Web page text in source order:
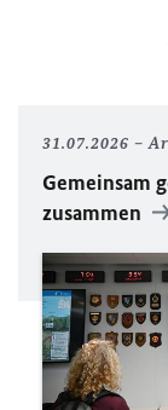
31.07.2026
Gemeinsam
zusammen